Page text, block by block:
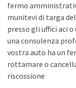
fermo
munitevi di targa
presso gli uffici aci
una consulenza
vostra auto ha un
rottamare o
riscossione